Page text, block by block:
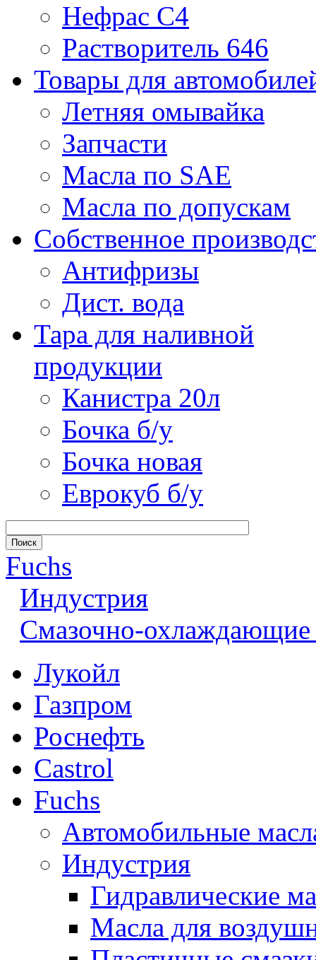
Нефрас С4
Растворитель 646
Товары для
Летняя омывайка
Запчасти
Масла по SAE
Масла по допускам
Собственное
Антифризы
Дист. вода
Тара для наливной
продукции
Канистра 20л
Бочка б/у
Бочка новая
Еврокуб б/у
Fuchs
Индустрия
Смазочно-охлаждающие
Лукойл
Газпром
Роснефть
Castrol
Fuchs
Автомобильные
Индустрия
Гидравлические
Масла для